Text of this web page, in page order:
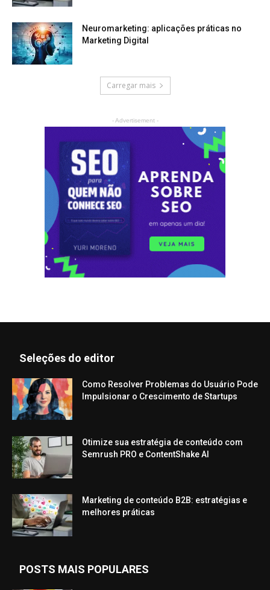
Neuromarketing: aplicações práticas no
Marketing Digital
Carregar mais
- Advertisement -
Seleções do editor
Como Resolver Problemas do Usuário Pode
Impulsionar o Crescimento de Startups
Otimize sua estratégia de conteúdo com
Semrush PRO e ContentShake AI
Marketing de conteúdo B2B: estratégias e
melhores práticas
POSTS MAIS POPULARES